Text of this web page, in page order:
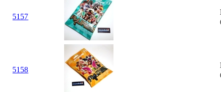
5157
5158